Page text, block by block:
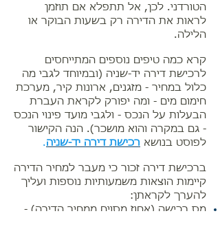
הטורדני. לכן, אל תתפלא אם תוזמן
לראות את הדירה רק בשעות הבוקר או
הלילה.
קרא כמה טיפים נוספים המתייחסים
לרכישת דירה יד-שניה (ובמיוחד לגבי מה
כלול במחיר - מזגנים, ארונות קיר, מערכת
חימום מים - ומה יפורק לקראת העברת
הבעלות על הנכס - ולגבי מועד פינוי הנכס
- גם במקרה והוא מושכר). הנה הקישור
לפוסט בנושא רכישת דירה יד-שניה.
ברכישת דירה זכור כי מעבר למחיר הדירה
קיימות הוצאות משמעותיות נוספות ועליך
להערך לקראתן:
מס רכישה (אחוז מסוים ממחיר הדירה) -